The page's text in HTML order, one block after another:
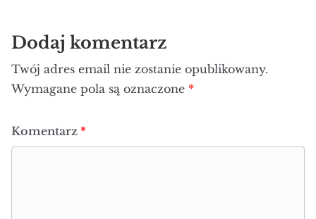
Dodaj komentarz
Twój adres email nie zostanie opublikowany.
Wymagane pola są oznaczone *
Komentarz *